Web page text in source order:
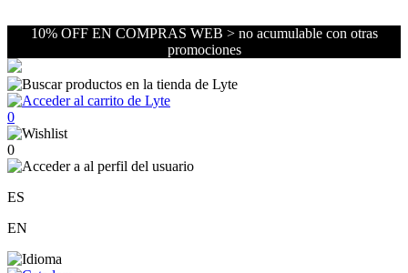
10% OFF EN COMPRAS WEB > no acumulable con otras
promociones
0
0
ES
EN